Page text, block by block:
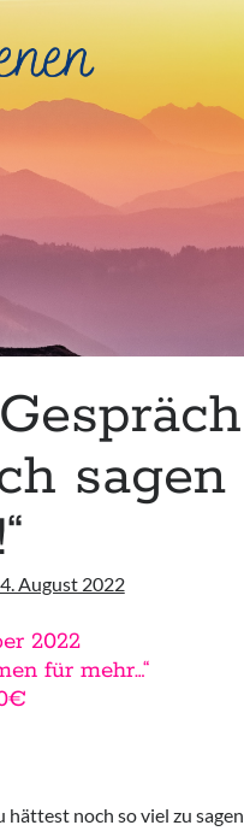
sagen
August 2022
2022
für mehr…“
hättest noch so viel zu sagen